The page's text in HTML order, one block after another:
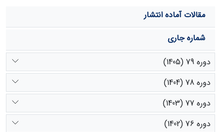
بیشترین همبستگی میان بارش و تغییرات شاخص گیاهی در
ارزیابی آثار و مدیریت خشک‌سالی است.
مقالات آماده انتشار
شماره جاری
دوره 79 (1405)
دوره 78 (1404)
دوره 77 (1403)
دوره 76 (1402)